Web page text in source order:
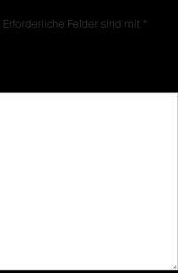
Erforderliche Felder sind mit *